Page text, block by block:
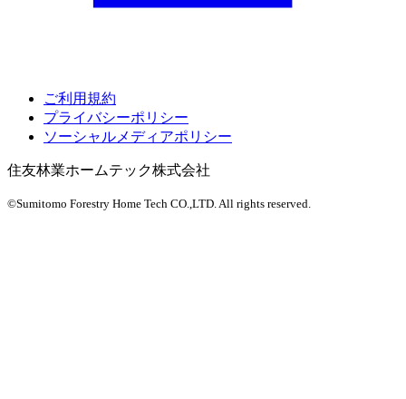
ご利用規約
プライバシーポリシー
ソーシャルメディアポリシー
住友林業ホームテック株式会社
©Sumitomo Forestry Home Tech CO.,LTD. All rights reserved.